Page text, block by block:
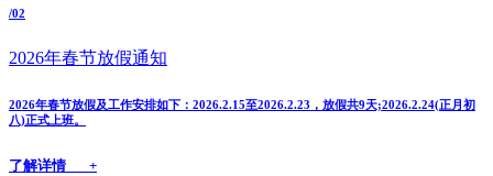
/02
2026年春节放假通知
2026年春节放假及工作安排如下：2026.2.15至2026.2.23，放假共9天;2026.2.24(正月初
八)正式上班。
了解详情 +